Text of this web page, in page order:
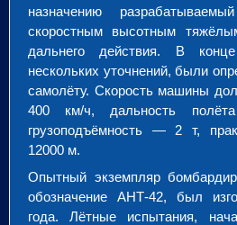
назначению
скоростным высотным
дальнего действия. В
нескольких уточнений, были
самолёту. Скорость машины
400 км/ч, дальность
грузоподъёмность — 2 т,
12000 м.
Опытный экземпляр
обозначение АНТ-42, был
года. Лётные испытания,